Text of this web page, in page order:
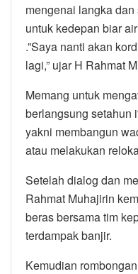
mengenai langka
untuk kedepan biar
.”Saya nanti akan
lagi,” ujar H Rahmat
Memang untuk
berlangsung setahun
yakni membangun
atau melakukan
Setelah dialog dan
Rahmat Muhajirin
beras bersama tim
terdampak banjir.
Kemudian